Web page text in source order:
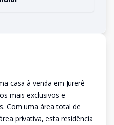
casa à venda em Jurerê
mais exclusivos e
Com uma área total de
privativa, esta residência